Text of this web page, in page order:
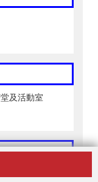
及活動室
Levels)
至２樓